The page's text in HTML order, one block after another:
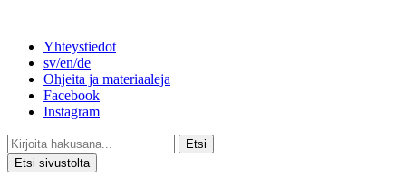
Yhteystiedot
sv/en/de
Ohjeita ja materiaaleja
Facebook
Instagram
Etsi
Etsi sivustolta